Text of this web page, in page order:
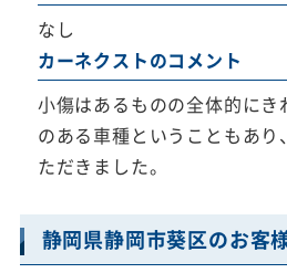
なし
カーネクストのコメント
小傷はあるものの全体的に
のある車種ということもあ
ただきました。
静岡県静岡市葵区のお客